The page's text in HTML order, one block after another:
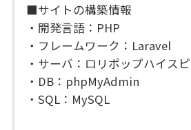
■サイトの構築情報
・開発言語：PHP
・フレームワーク：Laravel
・サーバ：ロリポップハイス
・DB：phpMyAdmin
・SQL：MySQL